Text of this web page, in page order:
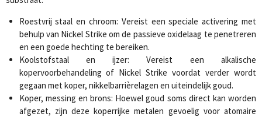
Roestvrij staal en chroom: Vereist een speciale activering met
behulp van Nickel Strike om de passieve oxidelaag te penetreren
en een goede hechting te bereiken.
Koolstofstaal en ijzer: Vereist een alkalische
kopervoorbehandeling of Nickel Strike voordat verder wordt
gegaan met koper, nikkelbarrièrelagen en uiteindelijk goud.
Koper, messing en brons: Hoewel goud soms direct kan worden
afgezet, zijn deze koperrijke metalen gevoelig voor atomaire